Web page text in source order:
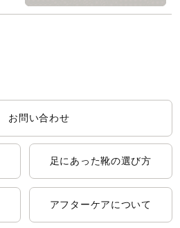
足にあった靴の選び方
アフターケアについて